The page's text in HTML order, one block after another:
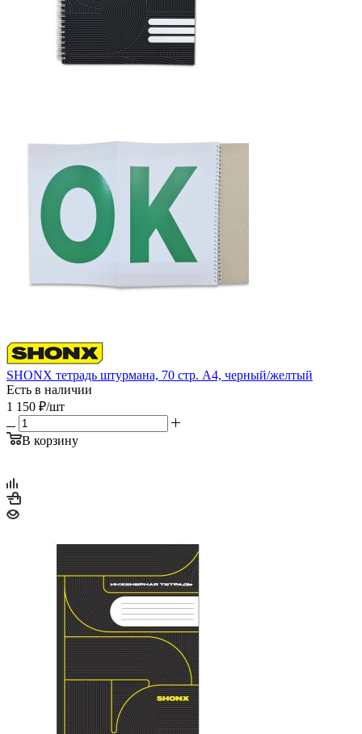
SHONX тетрадь штурмана, 70 стр. А4, черный/желтый
Есть в наличии
1 150 ₽/шт
В корзину